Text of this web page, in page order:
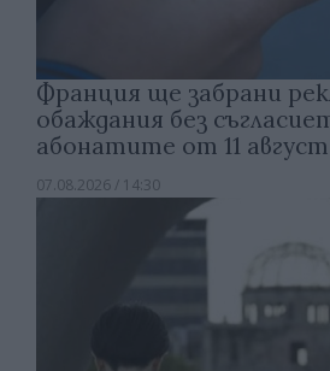
Франция ще забрани
обаждания без
абонатите от 11 август
07.08.2026 / 14:30